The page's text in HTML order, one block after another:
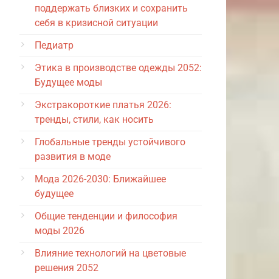
поддержать близких и сохранить
себя в кризисной ситуации
Педиатр
Этика в производстве одежды 2052:
Будущее моды
Экстракороткие платья 2026:
тренды, стили, как носить
Глобальные тренды устойчивого
развития в моде
Мода 2026-2030: Ближайшее
будущее
Общие тенденции и философия
моды 2026
Влияние технологий на цветовые
решения 2052